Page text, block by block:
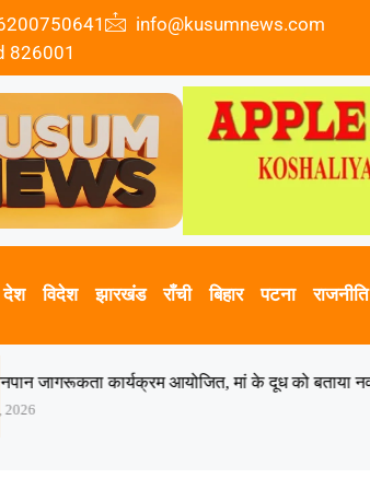
info@kusumnews.com
826001
देश विदेश झारखंड राँची बिहार पटना राजनीति
आयोजित, मां के दूध को बताया नवजात का पहला टीका